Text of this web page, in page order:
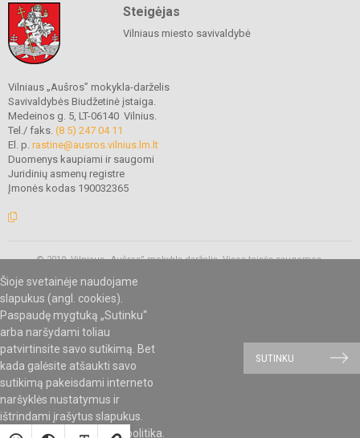
Šioje svetainėje naudojame
slapukus (angl. cookies).
Paspaudę mygtuką „Sutinku“
arba naršydami toliau
patvirtinsite savo sutikimą. Bet
kada galėsite atšaukti savo
sutikimą pakeisdami interneto
naršyklės nustatymus ir
ištrindami įrašytus slapukus.
Susipažinkite suslapukų politika
SUTINKU
Steigėjas
Vilniaus miesto savivaldybė
Vilniaus „Aušros” mokykla-darželis
Savivaldybės Biudžetinė įstaiga.
Medeinos g. 5, LT-06140 Vilnius.
Tel./ faks. (8 5) 247 04 11
El. p. rastine@ausros.vilnius.lm.lt
Duomenys kaupiami ir saugomi
Juridinių asmenų registre
Įmonės kodas 190032365
© 2019. Vilniaus „Aušros” mokykla-darželis. Visos teisės saugomos.
SVETAINESMOKYKLOMS.LT